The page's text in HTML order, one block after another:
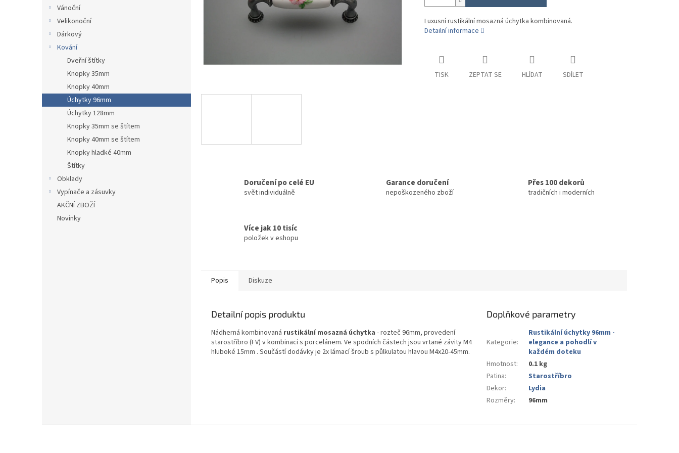
Vánoční
Velikonoční
Dárkový
Kování
Dveřní štítky
Knopky 35mm
Knopky 40mm
Úchytky 96mm
Úchytky 128mm
Knopky 35mm se štítem
Knopky 40mm se štítem
Knopky hladké 40mm
Štítky
Obklady
Vypínače a zásuvky
AKČNÍ ZBOŽÍ
Novinky
Luxusní rustikální mosazná úchytka kombinovaná.
Detailní informace
TISK ZEPTAT SE HLÍDAT SDÍLET
Doručení po celé EU
svět individuálně
Garance doručení
nepoškozeného zboží
Přes 100 dekorů
tradičních i moderních
Více jak 10 tisíc
položek v eshopu
Popis Diskuze
Detailní popis produktu
Nádherná kombinovaná rustikální mosazná úchytka - rozteč 96mm, provedení
starostříbro (FV) v kombinaci s porcelánem. Ve spodních částech jsou vrtané závity M4
hluboké 15mm . Součástí dodávky je 2x lámací šroub s půlkulatou hlavou M4x20-45mm.
Doplňkové parametry
Kategorie:
Rustikální úchytky 96mm -
elegance a pohodlí v
každém doteku
Hmotnost:
0.1 kg
Patina:
Starostříbro
Dekor:
Lydia
Rozměry: 96mm